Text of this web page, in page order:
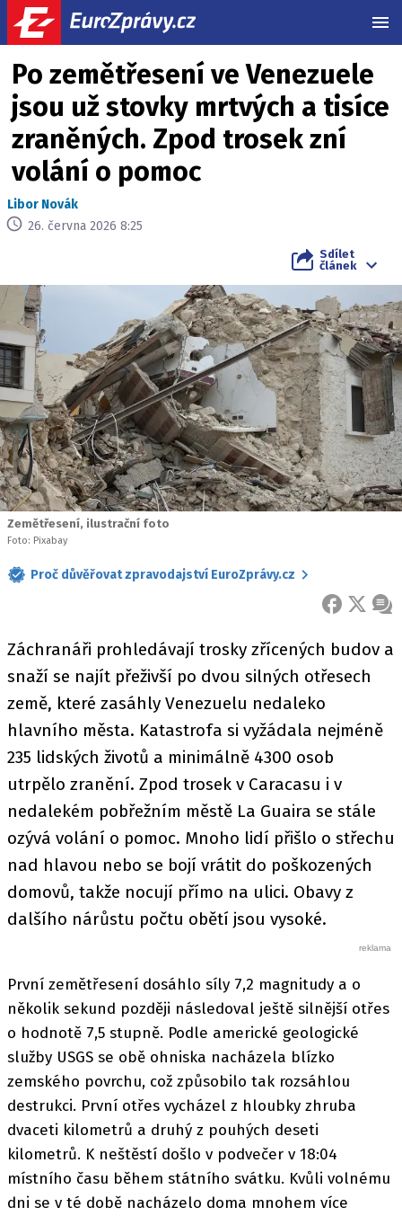
Po zemětřesení ve Venezuele
jsou už stovky mrtvých a tisíce
zraněných. Zpod trosek zní
volání o pomoc
Libor Novák
26. června 2026 8:25
Sdílet
článek
Zemětřesení, ilustrační foto
Foto: Pixabay
Proč důvěřovat zpravodajství EuroZprávy.cz
FACEBOOK
X
Záchranáři prohledávají trosky zřícených budov a
snaží se najít přeživší po dvou silných otřesech
země, které zasáhly Venezuelu nedaleko
hlavního města. Katastrofa si vyžádala nejméně
235 lidských životů a minimálně 4300 osob
utrpělo zranění. Zpod trosek v Caracasu i v
nedalekém pobřežním městě La Guaira se stále
ozývá volání o pomoc. Mnoho lidí přišlo o střechu
nad hlavou nebo se bojí vrátit do poškozených
domovů, takže nocují přímo na ulici. Obavy z
dalšího nárůstu počtu obětí jsou vysoké.
První zemětřesení dosáhlo síly 7,2 magnitudy a o
několik sekund později následoval ještě silnější otřes
o hodnotě 7,5 stupně. Podle americké geologické
služby USGS se obě ohniska nacházela blízko
zemského povrchu, což způsobilo tak rozsáhlou
destrukci. První otřes vycházel z hloubky zhruba
dvaceti kilometrů a druhý z pouhých deseti
kilometrů. K neštěstí došlo v podvečer v 18:04
místního času během státního svátku. Kvůli volnému
dni se v té době nacházelo doma mnohem více